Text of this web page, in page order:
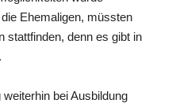
Ehemaligen, müssten
stattfinden, denn es gibt in
bei Ausbildung